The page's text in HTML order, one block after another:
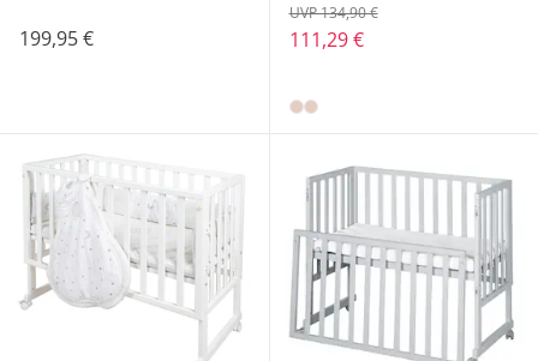
199,95 € 111,29 €
UVP 134,90 €